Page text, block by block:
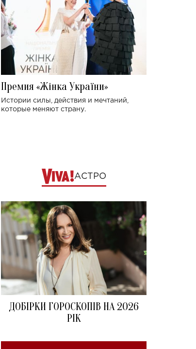
Премия «Жінка України»
Истории силы, действия и мечтаний,
которые меняют страну.
АСТРО
ДОБІРКИ ГОРОСКОПІВ НА 2026
РІК